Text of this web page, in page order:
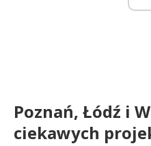
Poznań, Łódź i
ciekawych